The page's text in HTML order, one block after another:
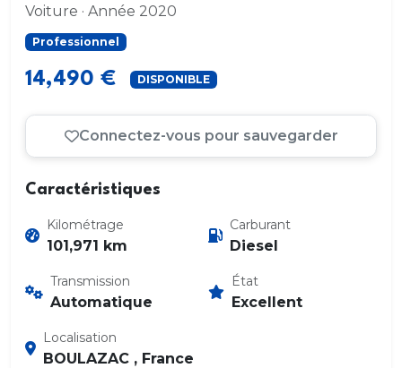
Voiture · Année 2020
Professionnel
14,490 € DISPONIBLE
Connectez-vous pour sauvegarder
Caractéristiques
Kilométrage
101,971 km
Carburant
Diesel
Transmission
Automatique
État
Excellent
Localisation
BOULAZAC , France